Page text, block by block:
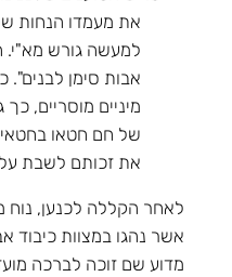
את מעמדו הנחות
למעשה גורש
אבות סימן
מיניים מוסריים,
של חם חטאו בחטאים
את זכותם לשבת
לאחר הקללה לכנען, נוח
אשר נהגו במצוות
מדוע שם זוכה לברכה